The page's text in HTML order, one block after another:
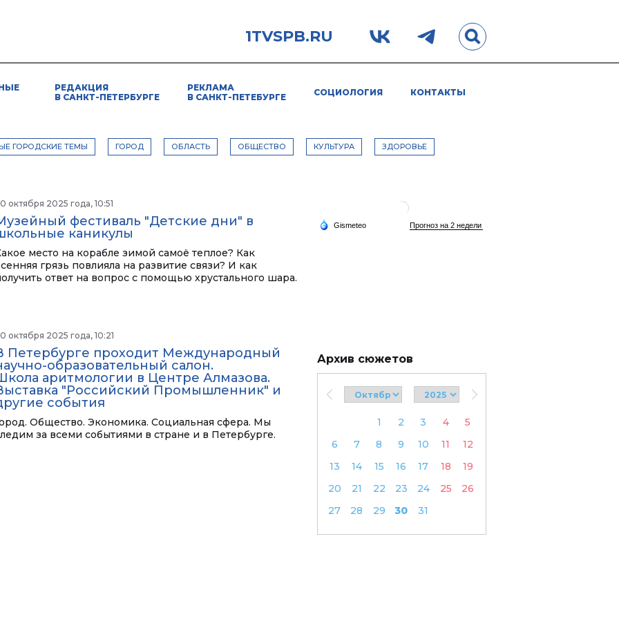
1TVSPB.RU
РЕДАКЦИЯ
В САНКТ-ПЕТЕРБУРГЕ
РЕКЛАМА
В САНКТ-ПЕТЕБУРГЕ
СОЦИОЛОГИЯ КОНТАКТЫ
ГОРОДСКИЕ ТЕМЫ ГОРОД ОБЛАСТЬ ОБЩЕСТВО КУЛЬТУРА ЗДОРОВЬЕ
октября 2025 года, 10:51
фестиваль "Детские дни" в
каникулы
место на корабле зимой самоё теплое? Как
грязь повлияла на развитие связи? И как
ответ на вопрос с помощью хрустального шара.
октября 2025 года, 10:21
Петербурге проходит Международный
образовательный салон.
аритмологии в Центре Алмазова.
"Российский Промышленник" и
события
Общество. Экономика. Социальная сфера. Мы
за всеми событиями в стране и в Петербурге.
Архив сюжетов
1 2 3 4
5
6
7 8 9 10 11
12
13
14 15 16 17 18
19
20
21 22 23 24 25
26
27
28 29 30 31